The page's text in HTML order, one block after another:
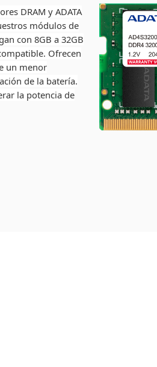
DRAM y ADATA
módulos de
con 8GB a 32GB
Ofrecen
un menor
de la batería.
la potencia de